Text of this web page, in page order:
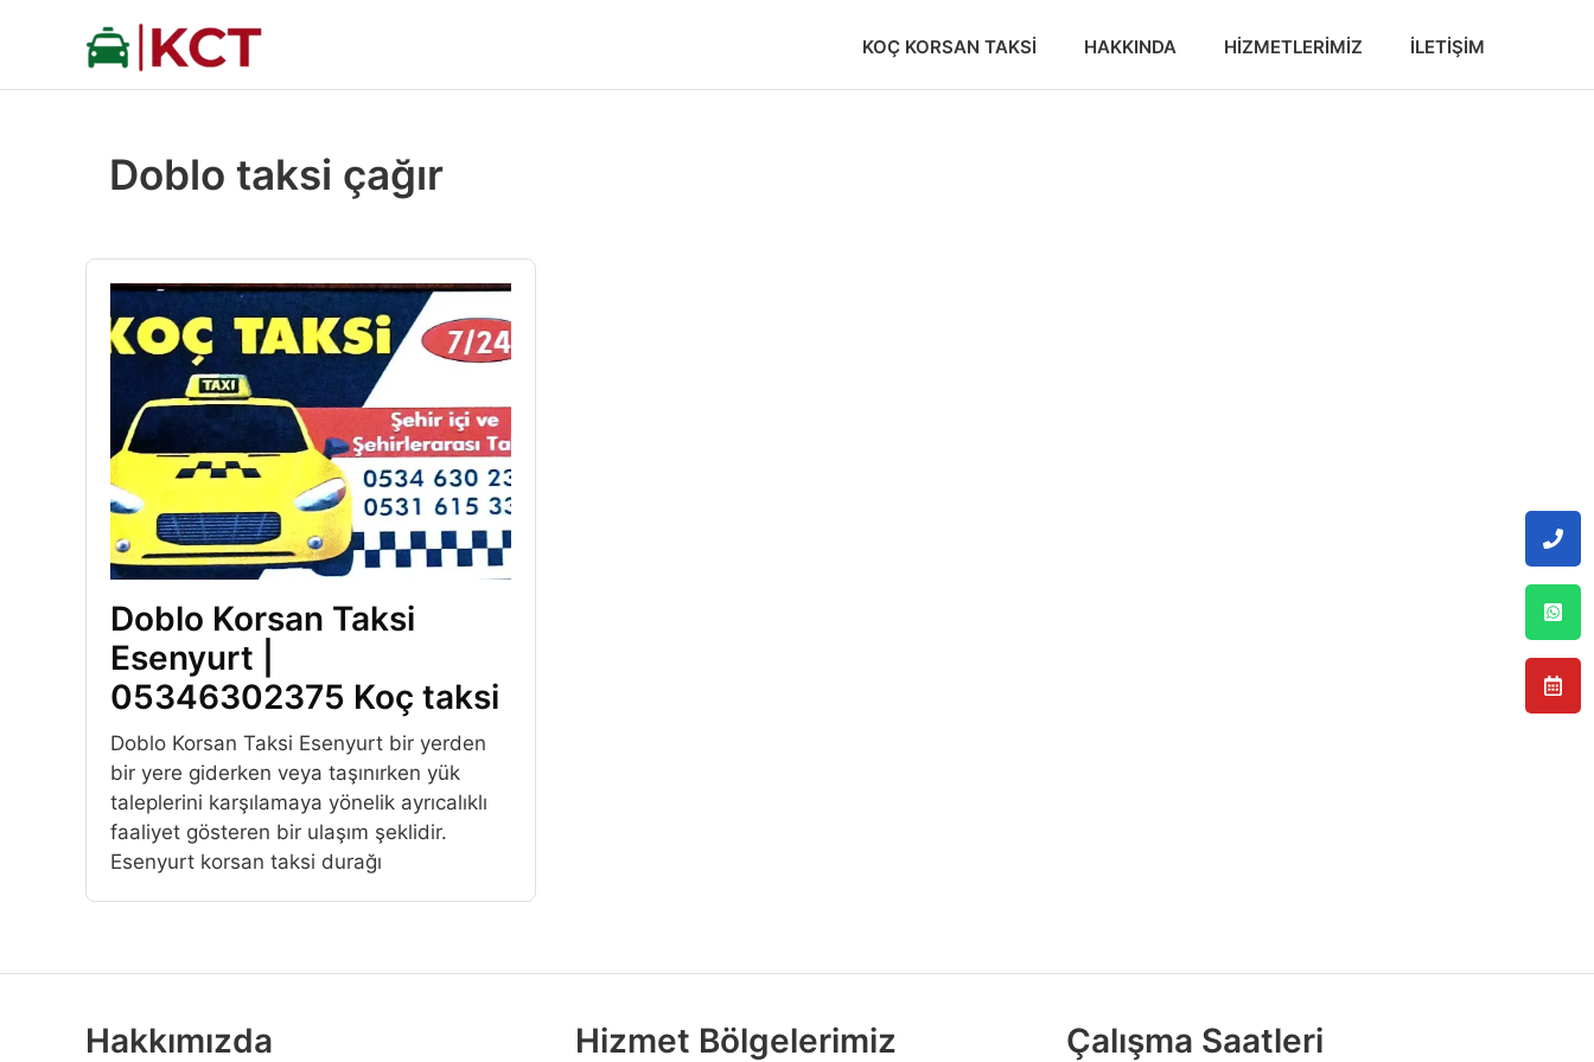
KOÇ KORSAN TAKSI HAKKINDA HIZMETLERIMIZ İLETIŞIM
Doblo taksi çağır
Doblo Korsan Taksi
Esenyurt |
05346302375 Koç taksi
Doblo Korsan Taksi Esenyurt bir yerden
bir yere giderken veya taşınırken yük
taleplerini karşılamaya yönelik ayrıcalıklı
faaliyet gösteren bir ulaşım şeklidir.
Esenyurt korsan taksi durağı
Hakkımızda Hizmet Bölgelerimiz Çalışma Saatleri